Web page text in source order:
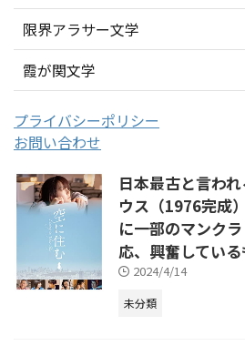
限界アラサー文学
霞が関文学
プライバシーポリシー
お問い合わせ
日本最古と言わ
ウス（1976完成
に一部のマンク
応、興奮している
2024/4/14
未分類